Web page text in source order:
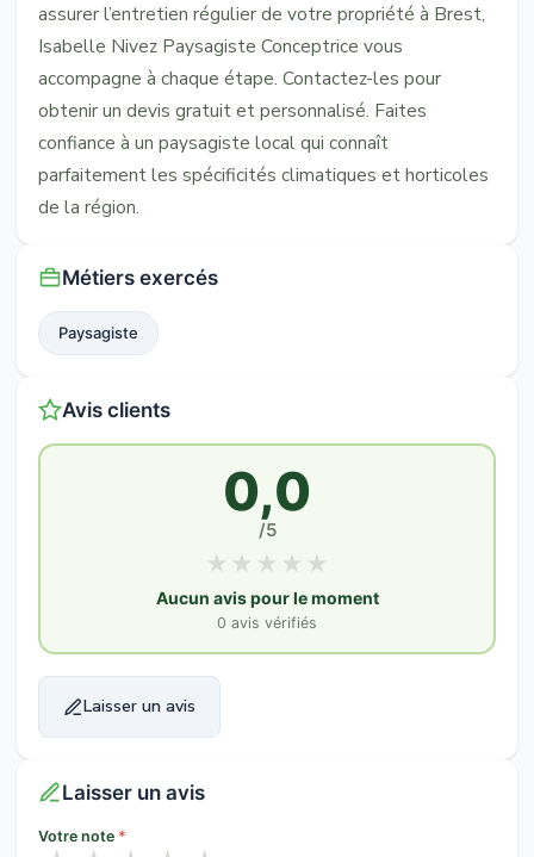
assurer l’entretien régulier de votre propriété à Brest,
Isabelle Nivez Paysagiste Conceptrice vous
accompagne à chaque étape. Contactez-les pour
obtenir un devis gratuit et personnalisé. Faites
confiance à un paysagiste local qui connaît
parfaitement les spécificités climatiques et horticoles
de la région.
Métiers exercés
Paysagiste
Avis clients
0,0
/5
★ ★ ★ ★ ★
Aucun avis pour le moment
0 avis vérifiés
Laisser un avis
Laisser un avis
Votre note *